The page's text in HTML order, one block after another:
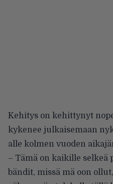
Kehitys on kehittynyt
kykenee julkaisemaan
alle kolmen vuoden
– Tämä on kaikille
bändit, missä mä oon